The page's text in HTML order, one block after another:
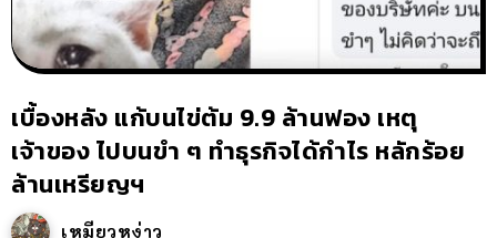
เบื้องหลัง แก้บนไข่ต้ม 9.9 ล้านฟอง เหตุ
เจ้าของ ไปบนขำ ๆ ทำธุรกิจได้กำไร หลักร้อย
ล้านเหรียญฯ
เหมียวหง่าว